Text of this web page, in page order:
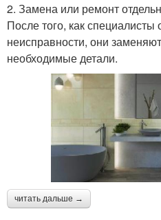
2. Замена или ремонт
После того, как
неисправности, они
необходимые детали.
читать дальше →